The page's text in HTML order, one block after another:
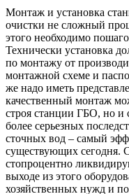
Монтаж и установка
очистки не сложный
этого необходимо
Технически установка
по монтажу от
монтажной схеме и
же надо иметь
качественный монтаж
строя станции ГБО, но и
более серьезных
сточных вод – самый
существующих сегодня.
стопроцентно
выходе из этого
хозяйственных нужд и